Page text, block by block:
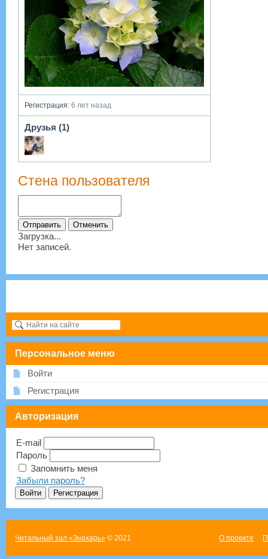
Регистрация:6 лет назад
Друзья (1)
Стена пользователя
Загрузка...
Нет записей.
Персональное меню
Войти
Регистрация
Авторизация
E-mail
Пароль
Запомнить меня
Забыли пароль?
Читальный зал «Знахарь»© 2021 О проекте